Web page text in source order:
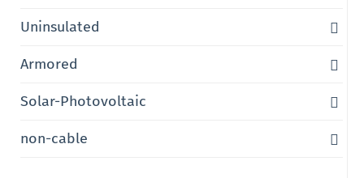
Uninsulated
Armored
Solar-Photovoltaic
non-cable